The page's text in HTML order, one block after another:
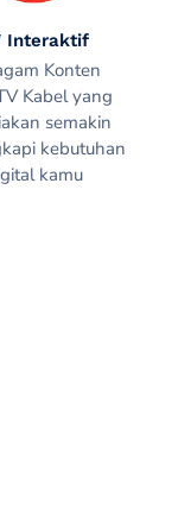
Interaktif
Konten
Kabel yang
semakin
kebutuhan
kamu